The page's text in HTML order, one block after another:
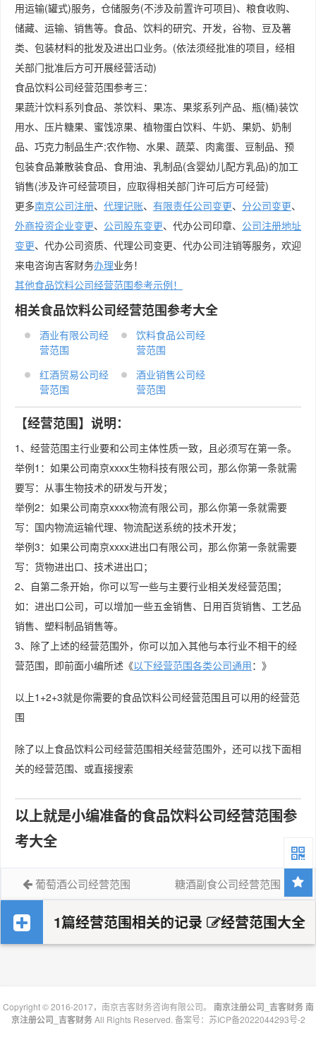
用运输(罐式)服务，仓储服务(不涉及前置许可项目)、粮食收购、
储藏、运输、销售等。食品、饮料的研究、开发，谷物、豆及薯
类、包装材料的批发及进出口业务。(依法须经批准的项目，经相
关部门批准后方可开展经营活动)
食品饮料公司经营范围参考三：
果蔬汁饮料系列食品、茶饮料、果冻、果浆系列产品、瓶(桶)装饮
用水、压片糖果、蜜饯凉果、植物蛋白饮料、牛奶、果奶、奶制
品、巧克力制品生产;农作物、水果、蔬菜、肉禽蛋、豆制品、预
包装食品兼散装食品、食用油、乳制品(含婴幼儿配方乳品)的加工
销售(涉及许可经营项目，应取得相关部门许可后方可经营)
更多南京公司注册、 代理记账、 有限责任公司变更、 分公司变更、
外商投资企业变更、 公司股东变更、代办公司印章、 公司注册地址
变更、代办公司资质、代理公司变更、代办公司注销等服务，欢迎
来电咨询吉客财务办理业务！
其他食品饮料公司经营范围参考示例！
相关食品饮料公司经营范围参考大全
酒业有限公司经
营范围
饮料食品公司经
营范围
红酒贸易公司经
营范围
酒业销售公司经
营范围
【经营范围】说明：
1、经营范围主行业要和公司主体性质一致，且必须写在第一条。
举例1：如果公司南京xxxx生物科技有限公司，那么你第一条就需
要写：从事生物技术的研发与开发；
举例2：如果公司南京xxxx物流有限公司，那么你第一条就需要
写：国内物流运输代理、物流配送系统的技术开发；
举例3：如果公司南京xxxx进出口有限公司，那么你第一条就需要
写：货物进出口、技术进出口；
2、自第二条开始，你可以写一些与主要行业相关发经营范围；
如：进出口公司，可以增加一些五金销售、日用百货销售、工艺品
销售、塑料制品销售等。
3、除了上述的经营范围外，你可以加入其他与本行业不相干的经
营范围，即前面小编所述《以下经营范围各类公司通用：》
以上1+2+3就是你需要的食品饮料公司经营范围且可以用的经营范
围
除了以上食品饮料公司经营范围相关经营范围外，还可以找下面相
关的经营范围、或直接搜索
以上就是小编准备的食品饮料公司经营范围参
考大全
葡萄酒公司经营范围 糖酒副食公司经营范围
1篇经营范围相关的记录 经营范围大全
Copyright © 2016-2017，南京吉客财务咨询有限公司。 南京注册公司_吉客财务南
京注册公司_吉客财务All Rights Reserved. 备案号： 苏ICP备2022044293号-2